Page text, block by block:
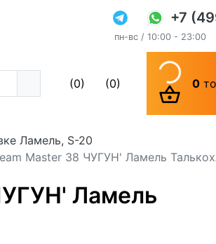
(0) (0)
+7
пн-вс / 10:00 - 23:00
0
Ламель, S-20
Master 38 ЧУГУН' Ламель
Ламель